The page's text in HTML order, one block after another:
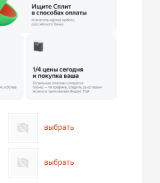
выбрать
выбрать